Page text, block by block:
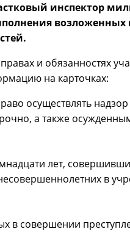
инспектор
и обязанностях
на карточках:
осуществлять
а также
лет,
в
в совершении